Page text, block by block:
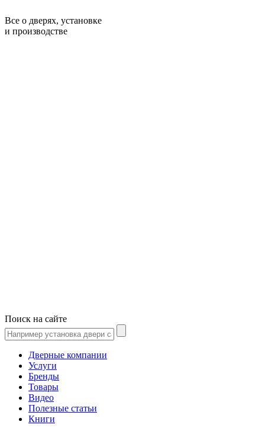
Все о дверях, установке
и производстве
Поиск на сайте
Дверные компании
Услуги
Бренды
Товары
Видео
Полезные статьи
Книги